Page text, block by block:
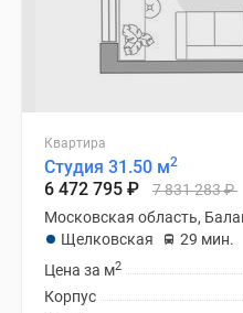
Квартира
Студия 31.50 м2
6 472 795 ₽ 7 831 283₽
Московская область,
Щелковская
29 мин.
Цена за м2
Корпус